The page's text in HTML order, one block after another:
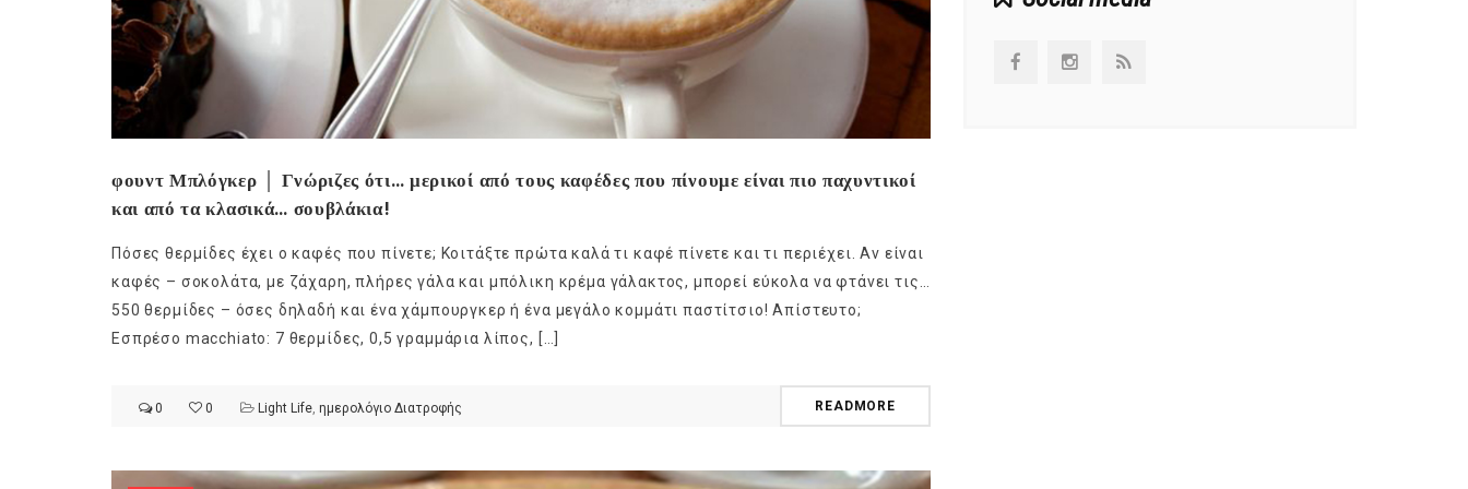
φουντ Μπλόγκερ │ Γνώριζες ότι… μερικοί από τους καφέδες που πίνουμε είναι πιο παχυντικοί
και από τα κλασικά… σουβλάκια!
Πόσες θερμίδες έχει ο καφές που πίνετε; Κοιτάξτε πρώτα καλά τι καφέ πίνετε και τι περιέχει. Αν είναι
καφές – σοκολάτα, με ζάχαρη, πλήρες γάλα και μπόλικη κρέμα γάλακτος, μπορεί εύκολα να φτάνει τις…
550 θερμίδες – όσες δηλαδή και ένα χάμπουργκερ ή ένα μεγάλο κομμάτι παστίτσιο! Απίστευτο;
Εσπρέσο macchiatο: 7 θερμίδες, 0,5 γραμμάρια λίπος, […]
0 0 Light Life, ημερολόγιο Διατροφής READMORE